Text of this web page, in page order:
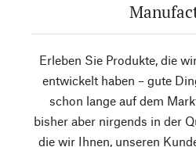
Erleben Sie Produkte, die
entwickelt haben – gute
schon lange auf dem
bisher aber nirgends in der
die wir Ihnen, unseren